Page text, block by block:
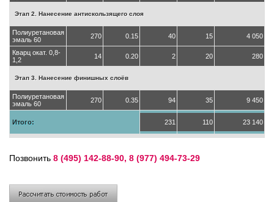
Этап 2. Нанесение антискользящего слоя
Полиуретановая
эмаль 60
270 0.15 40 15 4 050
Кварц окат. 0,8-
1,2
14 0.20 2 20 280
Этап 3. Нанесение финишных слоёв
Полиуретановая
эмаль 60
270 0.35 94 35 9 450
Итого: 231 110 23 140
Позвонить 8 (495) 142-88-90, 8 (977) 494-73-29